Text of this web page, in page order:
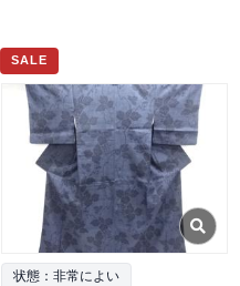
SALE
状態：非常によい